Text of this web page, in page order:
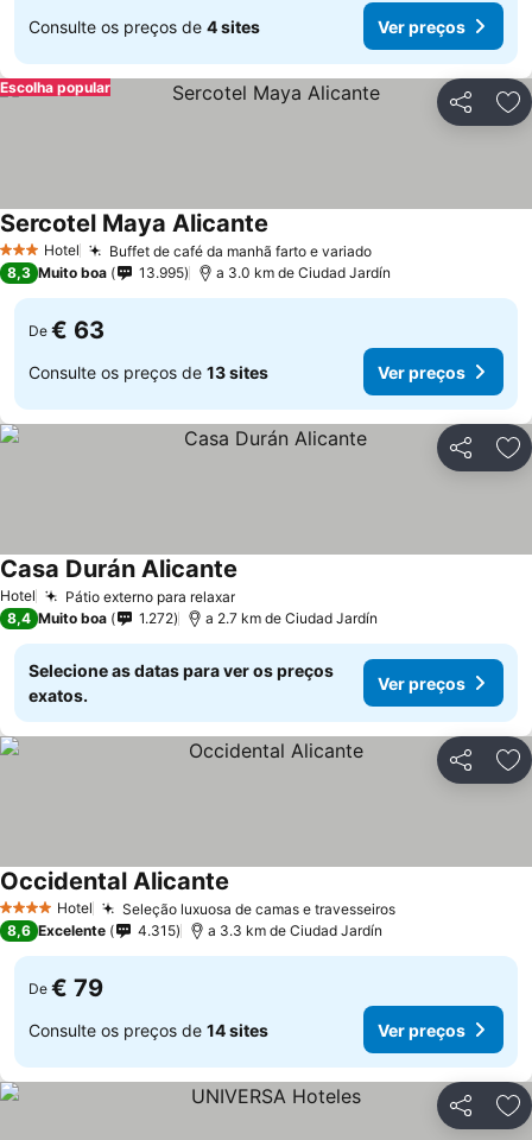
Consulte os preços de 4 sites Ver preços
Partilhar
Escolha popular
3 EstrelasHotel Buffet de café da manhã farto e variado
Sercotel Maya Alicante
8,3 Muito boa 13.995 a 3.0 km de Ciudad Jardín
De € 63
Consulte os preços de 13 sites Ver preços
Partilhar
Hotel Pátio externo para relaxar
Casa Durán Alicante
8,4 Muito boa 1.272 a 2.7 km de Ciudad Jardín
Selecione as datas para ver os preços
exatos.
Ver preços
Partilhar
4 EstrelasHotel Seleção luxuosa de camas e travesseiros
Occidental Alicante
8,6 Excelente 4.315 a 3.3 km de Ciudad Jardín
De € 79
Consulte os preços de 14 sites Ver preços
Partilhar